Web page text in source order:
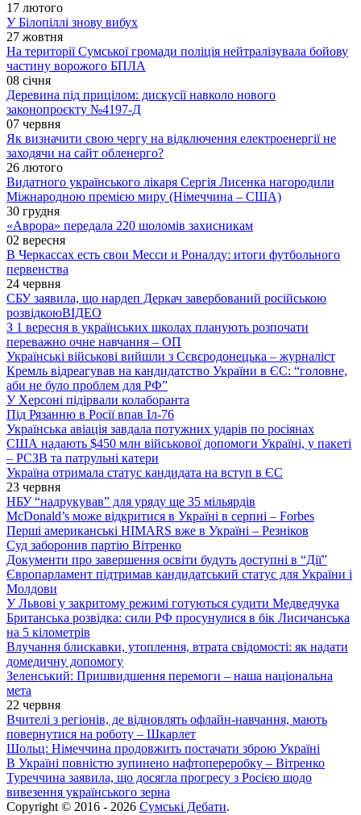
17 лютого
У Білопіллі знову вибух
27 жовтня
На території Сумської громади поліція нейтралізувала бойову
частину ворожого БПЛА
08 січня
Деревина під прицілом: дискусії навколо нового
законопроєкту №4197-Д
07 червня
Як визначити свою чергу на відключення електроенергії не
заходячи на сайт обленерго?
26 лютого
Видатного українського лікаря Сергія Лисенка нагородили
Міжнародною премією миру (Німеччина – США)
30 грудня
«Аврора» передала 220 шоломів захисникам
02 вересня
В Черкассах есть свои Месси и Роналду: итоги футбольного
первенства
24 червня
СБУ заявила, що нардеп Деркач завербований російською
розвідкоюВІДЕО
З 1 вересня в українських школах планують розпочати
переважно очне навчання – ОП
Українські військові вийшли з Сєвєродонецька – журналіст
Кремль відреагував на кандидатство України в ЄС: “головне,
аби не було проблем для РФ”
У Херсоні підірвали колаборанта
Під Рязанню в Росії впав Іл-76
Українська авіація завдала потужних ударів по росіянах
США надають $450 млн військової допомоги Україні, у пакеті
– РСЗВ та патрульні катери
Україна отримала статус кандидата на вступ в ЄС
23 червня
НБУ “надрукував” для уряду ще 35 мільярдів
McDonald’s може відкритися в Україні в серпні – Forbes
Перші американські HIMARS вже в Україні – Резніков
Суд заборонив партію Вітренко
Документи про завершення освіти будуть доступні в “Дії”
Європарламент підтримав кандидатський статус для України і
Молдови
У Львові у закритому режимі готуються судити Медведчука
Британська розвідка: сили РФ просунулися в бік Лисичанська
на 5 кілометрів
Влучання блискавки, утоплення, втрата свідомості: як надати
домедичну допомогу
Зеленський: Пришвидшення перемоги – наша національна
мета
22 червня
Вчителі з регіонів, де відновлять офлайн-навчання, мають
повернутися на роботу – Шкарлет
Шольц: Німеччина продовжить постачати зброю Україні
В Україні повністю зупинено нафтопереробку – Вітренко
Туреччина заявила, що досягла прогресу з Росією щодо
вивезення українського зерна
Copyright © 2016 - 2026 Сумські Дебати.